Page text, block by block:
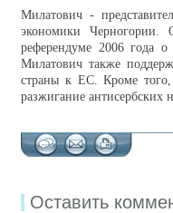
Милатович -
экономики Черногории.
референдуме 2006 года
Милатович также
страны к ЕС. Кроме
разжигание антисербских
Оставить